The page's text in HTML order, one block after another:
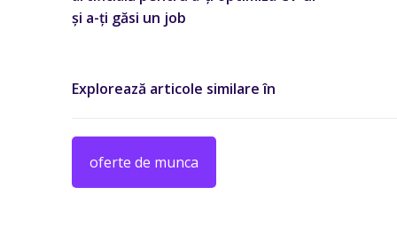
și a-ți găsi un job
Explorează articole similare în
oferte de munca